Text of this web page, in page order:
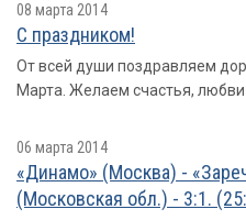
08 марта 2014
С праздником!
От всей души поздравляем
Марта. Желаем счастья, любви
06 марта 2014
«Динамо» (Москва) -
(Московская обл.) - 3:1.